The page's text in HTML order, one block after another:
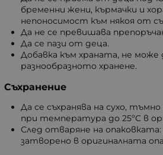
бременни жени, кърмачки и
непоносимост към някоя от
Да не се превишава
Да се пази от деца.
Добавка към храната, не може
разнообразното хранене.
Съхранение
Да се съхранява на сухо,
при температура до 25ºС в
След отваряне на
затворено в оригиналната